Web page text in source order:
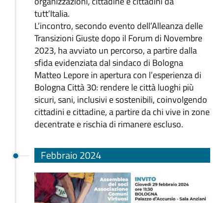
tutt’Italia.
L’incontro, secondo evento dell’Alleanza delle
Transizioni Giuste dopo il Forum di Novembre
2023, ha avviato un percorso, a partire dalla
sfida evidenziata dal sindaco di Bologna
Matteo Lepore in apertura con l’esperienza di
Bologna Città 30: rendere le città luoghi più
sicuri, sani, inclusivi e sostenibili, coinvolgendo
cittadini e cittadine, a partire da chi vive in zone
decentrate e rischia di rimanere escluso.
Febbraio 2024